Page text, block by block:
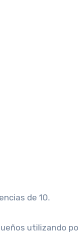
de 10.
utilizando